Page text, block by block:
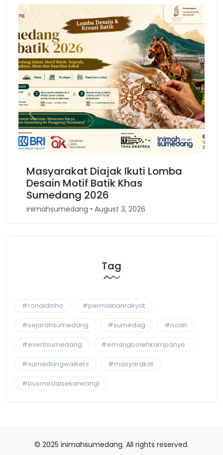
Diajak Ikuti Lomba
Motif Batik Khas
2026
• August 3, 2026
Karnaval
Previous Next
Tag
#ronaldinho #permainanrakyat
#sejarahsumedang #sumedag #noah
#eventsumedang #emangbolehkampanye
#sumedangwalkers #masyarakat
#busmedalsekarwangi
© 2025 inimahsumedang. All rights reserved.